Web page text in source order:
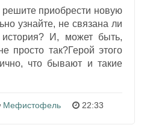
решите приобрести новую
узнайте, не связана ли
И, может быть,
просто так?Герой этого
что бывают и такие
Мефистофель 22:33